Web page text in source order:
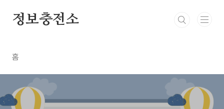
정보충전소
홈